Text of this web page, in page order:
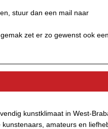
stuur dan een mail naar
zet er zo gewenst ook een
kunstklimaat in West-
amateurs en